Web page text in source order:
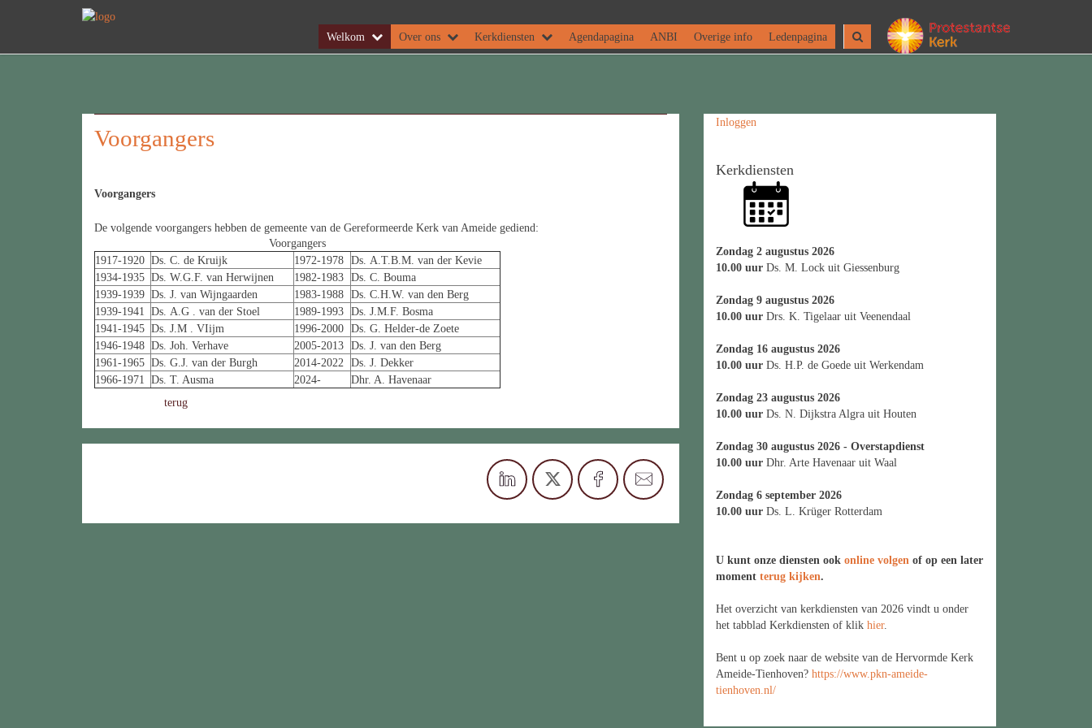
Welkom Over ons Kerkdiensten Agendapagina ANBI Overige info Ledenpagina
Voorgangers
Voorgangers
De volgende voorgangers hebben de gemeente van de Gereformeerde Kerk van Ameide gediend:
Voorgangers
1917-1920 Ds. C. de Kruijk 1972-1978 Ds. A.T.B.M. van der Kevie
1934-1935 Ds. W.G.F. van Herwijnen 1982-1983 Ds. C. Bouma
1939-1939 Ds. J. van Wijngaarden 1983-1988 Ds. C.H.W. van den Berg
1939-1941 Ds. A.G . van der Stoel 1989-1993 Ds. J.M.F. Bosma
1941-1945 Ds. J.M . VIijm 1996-2000 Ds. G. Helder-de Zoete
1946-1948 Ds. Joh. Verhave 2005-2013 Ds. J. van den Berg
1961-1965 Ds. G.J. van der Burgh 2014-2022 Ds. J. Dekker
1966-1971 Ds. T. Ausma 2024-
Dhr. A. Havenaar
terug
Inloggen
Kerkdiensten
Zondag 2 augustus 2026
10.00 uur Ds. M. Lock uit Giessenburg
Zondag 9 augustus 2026
10.00 uur Drs. K. Tigelaar uit Veenendaal
Zondag 16 augustus 2026
10.00 uur Ds. H.P. de Goede uit Werkendam
Zondag 23 augustus 2026
10.00 uur Ds. N. Dijkstra Algra uit Houten
Zondag 30 augustus 2026 - Overstapdienst
10.00 uur Dhr. Arte Havenaar uit Waal
Zondag 6 september 2026
10.00 uur Ds. L. Krüger Rotterdam
U kunt onze diensten ookonline volgen of op een later
momentterug kijken.
Het overzicht van kerkdiensten van 2026 vindt u onder
het tabblad Kerkdiensten of klikhier.
Bent u op zoek naar de website van de Hervormde Kerk
Ameide-Tienhoven?https://www.pkn-ameide-
tienhoven.nl/